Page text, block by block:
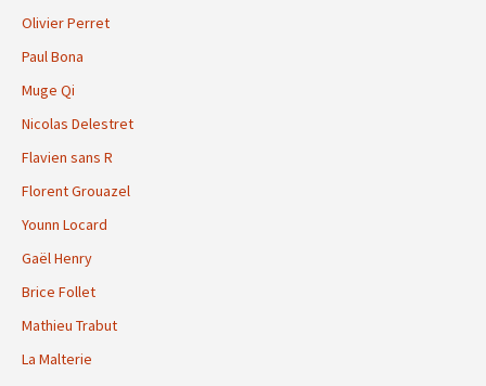
Olivier Perret
Paul Bona
Muge Qi
Nicolas Delestret
Flavien sans R
Florent Grouazel
Younn Locard
Gaël Henry
Brice Follet
Mathieu Trabut
La Malterie